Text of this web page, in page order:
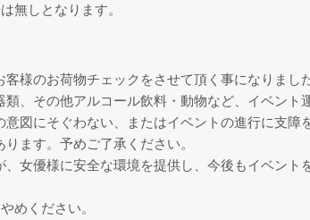
無しとなります。
様のお荷物チェックをさせて頂く事になりました
、その他アルコール飲料・動物など、イベン
図にそぐわない、またはイベントの進行に支
ます。予めご了承ください。
女優様に安全な環境を提供し、今後もイベント
めください。